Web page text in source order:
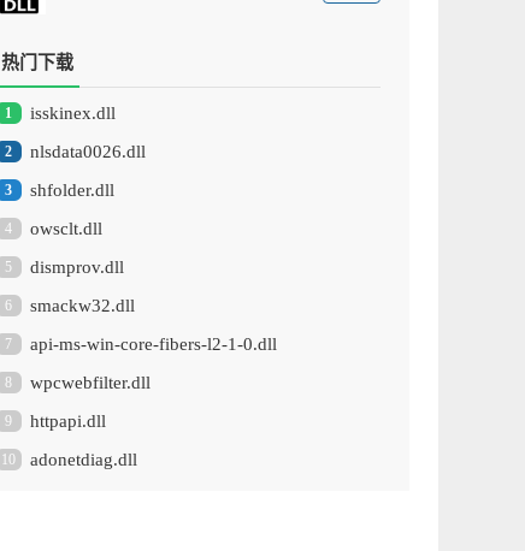
热门下载
1 isskinex.dll
2 nlsdata0026.dll
3 shfolder.dll
4 owsclt.dll
5 dismprov.dll
6 smackw32.dll
7 api-ms-win-core-fibers-l2-1-0.dll
8 wpcwebfilter.dll
9 httpapi.dll
10 adonetdiag.dll